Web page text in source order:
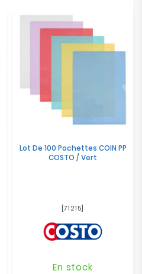
Lot De 100 Pochettes COIN PP
COSTO / Vert
[71215]
En stock